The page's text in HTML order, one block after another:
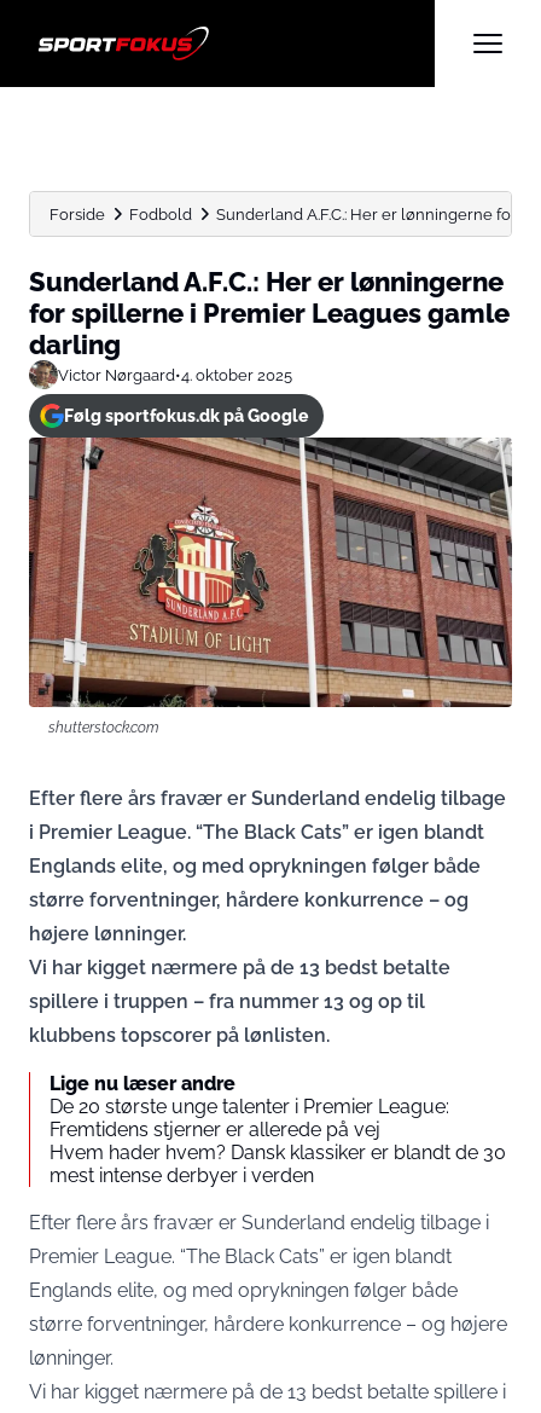
Forside Fodbold Sunderland A.F.C.: Her er lønningerne for
Sunderland A.F.C.: Her er lønningerne
for spillerne i Premier Leagues gamle
darling
Victor Nørgaard•4. oktober 2025
Følg sportfokus.dk på Google
shutterstock.com
Efter flere års fravær er Sunderland endelig tilbage
i Premier League. “The Black Cats” er igen blandt
Englands elite, og med oprykningen følger både
større forventninger, hårdere konkurrence – og
højere lønninger.
Vi har kigget nærmere på de 13 bedst betalte
spillere i truppen – fra nummer 13 og op til
klubbens topscorer på lønlisten.
Lige nu læser andre
De 20 største unge talenter i Premier League:
Fremtidens stjerner er allerede på vej
Hvem hader hvem? Dansk klassiker er blandt de 30
mest intense derbyer i verden
Efter flere års fravær er Sunderland endelig tilbage i
Premier League. “The Black Cats” er igen blandt
Englands elite, og med oprykningen følger både
større forventninger, hårdere konkurrence – og højere
lønninger.
Vi har kigget nærmere på de 13 bedst betalte spillere i